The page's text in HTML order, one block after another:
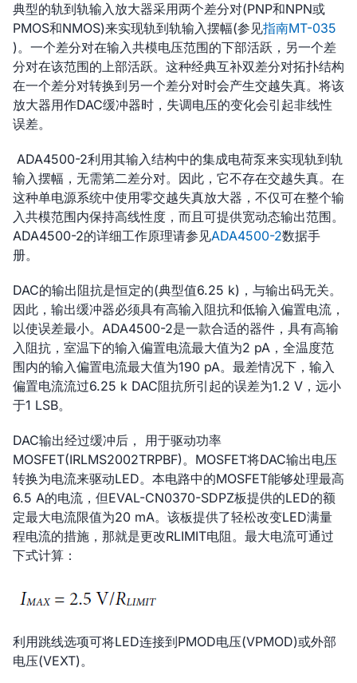
典型的轨到轨输入放大器采用两个差分对(PNP和NPN或
PMOS和NMOS)来实现轨到轨输入摆幅(参见指南MT-035
)。一个差分对在输入共模电压范围的下部活跃，另一个差
分对在该范围的上部活跃。这种经典互补双差分对拓扑结构
在一个差分对转换到另一个差分对时会产生交越失真。将该
放大器用作DAC缓冲器时，失调电压的变化会引起非线性
误差。
ADA4500-2利用其输入结构中的集成电荷泵来实现轨到轨
输入摆幅，无需第二差分对。因此，它不存在交越失真。在
这种单电源系统中使用零交越失真放大器，不仅可在整个输
入共模范围内保持高线性度，而且可提供宽动态输出范围。
ADA4500-2的详细工作原理请参见ADA4500-2数据手
册。
DAC的输出阻抗是恒定的(典型值6.25 k)，与输出码无关。
因此，输出缓冲器必须具有高输入阻抗和低输入偏置电流，
以使误差最小。ADA4500-2是一款合适的器件，具有高输
入阻抗，室温下的输入偏置电流最大值为2 pA，全温度范
围内的输入偏置电流最大值为190 pA。最差情况下，输入
偏置电流流过6.25 k DAC阻抗所引起的误差为1.2 V，远小
于1 LSB。
DAC输出经过缓冲后， 用于驱动功率
MOSFET(IRLMS2002TRPBF)。MOSFET将DAC输出电压
转换为电流来驱动LED。本电路中的MOSFET能够处理最高
6.5 A的电流，但EVAL-CN0370-SDPZ板提供的LED的额
定最大电流限值为20 mA。该板提供了轻松改变LED满量
程电流的措施，那就是更改RLIMIT电阻。最大电流可通过
下式计算：
利用跳线选项可将LED连接到PMOD电压(VPMOD)或外部
电压(VEXT)。